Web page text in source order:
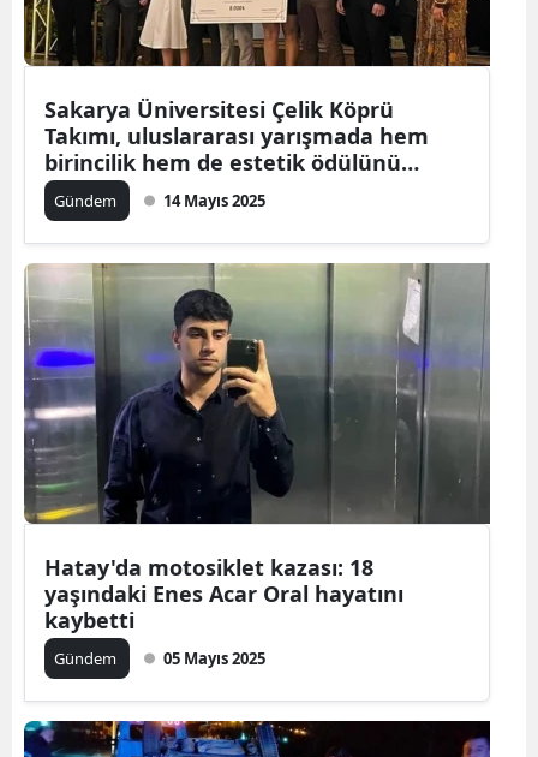
Sakarya Üniversitesi Çelik Köprü
Takımı, uluslararası yarışmada hem
birincilik hem de estetik ödülünü
kazandı
Gündem 14 Mayıs 2025
Hatay'da motosiklet kazası: 18
yaşındaki Enes Acar Oral hayatını
kaybetti
Gündem 05 Mayıs 2025